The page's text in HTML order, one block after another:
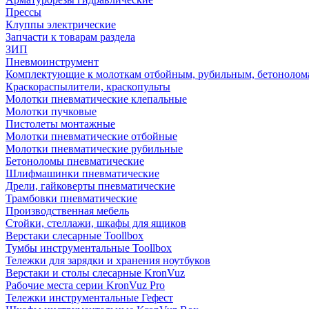
Прессы
Клуппы электрические
Запчасти к товарам раздела
ЗИП
Пневмоинструмент
Комплектующие к молоткам отбойным, рубильным,
Краскораспылители, краскопульты
Молотки пневматические клепальные
Молотки пучковые
Пистолеты монтажные
Молотки пневматические отбойные
Молотки пневматические рубильные
Бетоноломы пневматические
Шлифмашинки пневматические
Дрели, гайковерты пневматические
Трамбовки пневматические
Производственная мебель
Стойки, стеллажи, шкафы для ящиков
Верстаки слесарные Toollbox
Тумбы инструментальные Toollbox
Тележки для зарядки и хранения ноутбуков
Верстаки и столы слесарные KronVuz
Рабочие места серии KronVuz Pro
Тележки инструментальные Гефест